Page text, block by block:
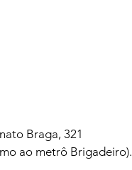
Braga, 321
ao metrô Brigadeiro).